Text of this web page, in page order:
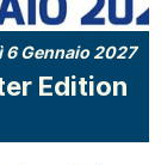
6 Gennaio 2027
Edition